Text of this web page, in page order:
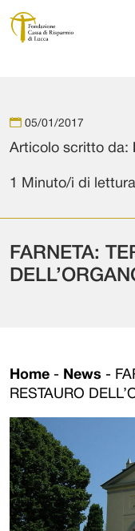
Navigazione principale
05/01/2017
Articolo scritto da:
1 Minuto/i di lettura
FARNETA:
Home - News -
RESTAURO